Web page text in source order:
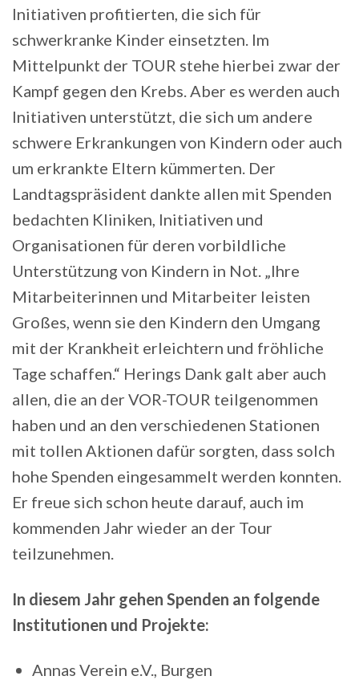
Initiativen profitierten, die sich für
schwerkranke Kinder einsetzten. Im
Mittelpunkt der TOUR stehe hierbei zwar der
Kampf gegen den Krebs. Aber es werden auch
Initiativen unterstützt, die sich um andere
schwere Erkrankungen von Kindern oder auch
um erkrankte Eltern kümmerten. Der
Landtagspräsident dankte allen mit Spenden
bedachten Kliniken, Initiativen und
Organisationen für deren vorbildliche
Unterstützung von Kindern in Not. „Ihre
Mitarbeiterinnen und Mitarbeiter leisten
Großes, wenn sie den Kindern den Umgang
mit der Krankheit erleichtern und fröhliche
Tage schaffen.“ Herings Dank galt aber auch
allen, die an der VOR-TOUR teilgenommen
haben und an den verschiedenen Stationen
mit tollen Aktionen dafür sorgten, dass solch
hohe Spenden eingesammelt werden konnten.
Er freue sich schon heute darauf, auch im
kommenden Jahr wieder an der Tour
teilzunehmen.
In diesem Jahr gehen Spenden an folgende
Institutionen und Projekte:
Annas Verein e.V., Burgen